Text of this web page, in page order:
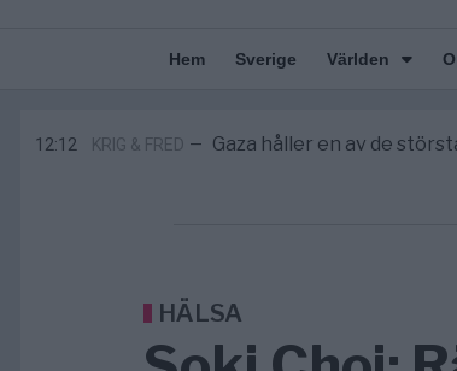
Hem Sverige Världen
12:12 KRIG & FRED — Gaza håller en av de
HÄLSA